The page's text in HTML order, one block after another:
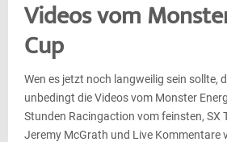
Videos vom
Cup
Wen es jetzt noch langweilig sein sollte,
unbedingt die Videos vom Monster
Stunden Racingaction vom feinsten, SX
Jeremy McGrath und Live Kommentare